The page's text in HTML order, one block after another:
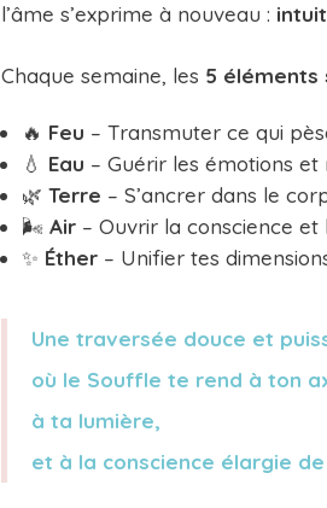
l’âme s’exprime à nouveau :
Chaque semaine, les 5 éléments
🔥 Feu – Transmuter ce qui
💧 Eau – Guérir les émotions
🌿Terre – S’ancrer dans le
🌬️Air – Ouvrir la conscience et
✨ Éther – Unifier tes
Une traversée douce et
où le Souffle te rend à ton
à ta lumière,
et à la conscience élargie